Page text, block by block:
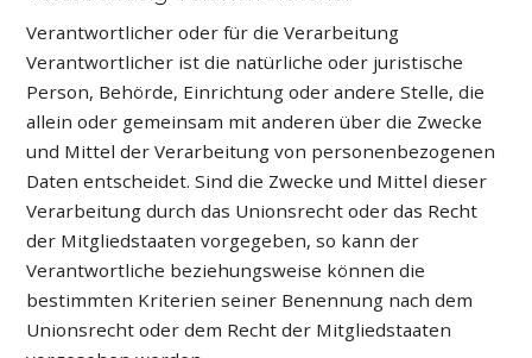
Verantwortlicher oder für die Verarbeitung
Verantwortlicher ist die natürliche oder juristische
Person, Behörde, Einrichtung oder andere Stelle, die
allein oder gemeinsam mit anderen über die Zwecke
und Mittel der Verarbeitung von personenbezogenen
Daten entscheidet. Sind die Zwecke und Mittel dieser
Verarbeitung durch das Unionsrecht oder das Recht
der Mitgliedstaaten vorgegeben, so kann der
Verantwortliche beziehungsweise können die
bestimmten Kriterien seiner Benennung nach dem
Unionsrecht oder dem Recht der Mitgliedstaaten